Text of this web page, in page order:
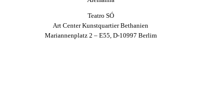
Teatro SÓ
Art Center Kunstquartier Bethanien
Mariannenplatz 2 – E55, D-10997 Berlim